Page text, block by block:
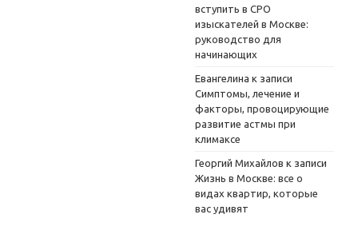
вступить в СРО
изыскателей в Москве:
руководство для
начинающих
Евангелина к записи
Симптомы, лечение и
факторы, провоцирующие
развитие астмы при
климаксе
Георгий Михайлов к записи
Жизнь в Москве: все о
видах квартир, которые
вас удивят